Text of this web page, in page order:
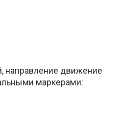
направление движение
маркерами: